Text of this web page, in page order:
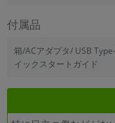
付属品
箱/ACアダプタ/ USB
イックスタートガイド
商品状態の絞り込み
「新品」「未使用」「中古」など